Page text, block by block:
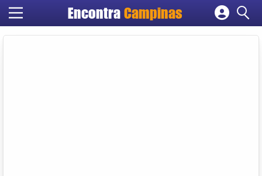
Encontra Campinas
Cadastrar empresa